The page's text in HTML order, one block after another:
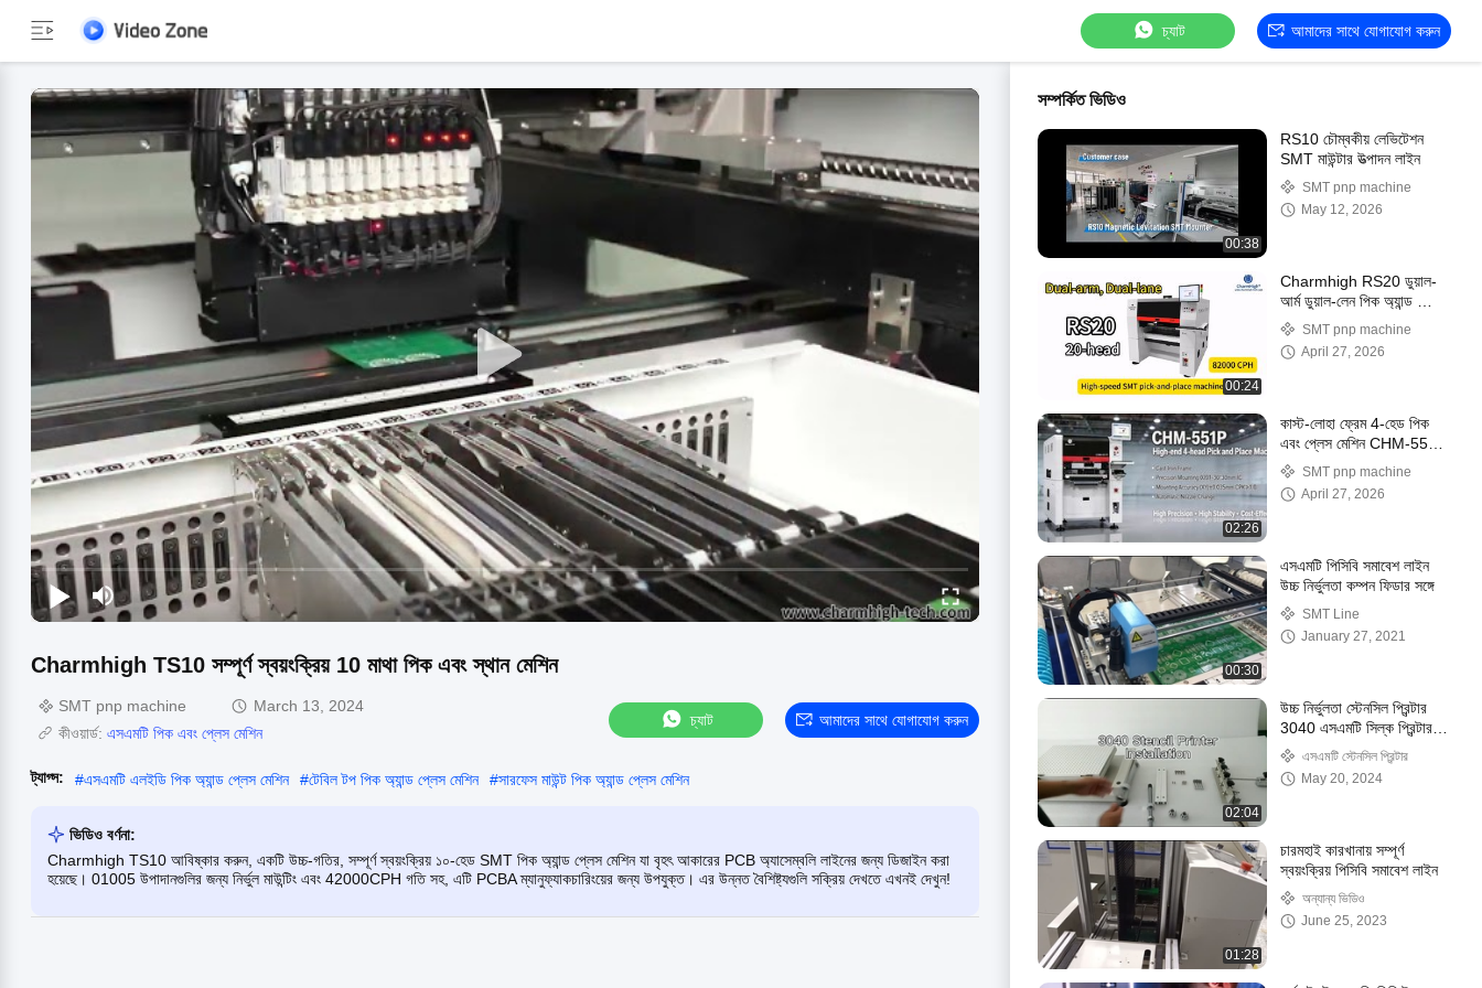
চ্যাট আমাদের সাথে যোগাযোগ করুন
Charmhigh TS10 সম্পূর্ণ স্বয়ংক্রিয় 10 মাথা পিক এবং স্থান মেশিন
SMT pnp machine
March 13, 2024
কীওয়ার্ড: এসএমটি পিক এবং প্লেস মেশিন
চ্যাট আমাদের সাথে যোগাযোগ করুন
ট্যাগ্স: #এসএমটি এলইডি পিক অ্যান্ড প্লেস মেশিন #টেবিল টপ পিক অ্যান্ড প্লেস মেশিন #সারফেস মাউন্ট পিক অ্যান্ড প্লেস মেশিন
ভিডিও বর্ণনা:
Charmhigh TS10 আবিষ্কার করুন, একটি উচ্চ-গতির, সম্পূর্ণ স্বয়ংক্রিয় ১০-হেড SMT পিক অ্যান্ড প্লেস মেশিন যা বৃহৎ আকারের PCB অ্যাসেম্বলি লাইনের জন্য ডিজাইন করা
হয়েছে। 01005 উপাদানগুলির জন্য নির্ভুল মাউন্টিং এবং 42000CPH গতি সহ, এটি PCBA ম্যানুফ্যাকচারিংয়ের জন্য উপযুক্ত। এর উন্নত বৈশিষ্ট্যগুলি সক্রিয় দেখতে এখনই দেখুন!
সম্পর্কিত ভিডিও
00:38
RS10 চৌম্বকীয় লেভিটেশন
SMT মাউন্টার উত্পাদন লাইন
SMT pnp machine
May 12, 2026
00:24
Charmhigh RS20 ডুয়াল-
আর্ম ডুয়াল-লেন পিক অ্যান্ড প্লেস
মেশিন 82000CPH
SMT pnp machine
April 27, 2026
02:26
কাস্ট-লোহা ফ্রেম 4-হেড পিক
এবং প্লেস মেশিন CHM-551P
মিক্স মাউন্টিং
SMT pnp machine
April 27, 2026
00:30
এসএমটি পিসিবি সমাবেশ লাইন
উচ্চ নির্ভুলতা কম্পন ফিডার সঙ্গে
SMT Line
January 27, 2021
02:04
উচ্চ নির্ভুলতা স্টেনসিল প্রিন্টার
3040 এসএমটি সিল্ক প্রিন্টার
ম্যানুয়ালি এসএমটি উত্পাদন লাইন
এসএমটি স্টেনসিল প্রিন্টার
May 20, 2024
01:28
চারমহাই কারখানায় সম্পূর্ণ
স্বয়ংক্রিয় পিসিবি সমাবেশ লাইন
অন্যান্য ভিডিও
June 25, 2023